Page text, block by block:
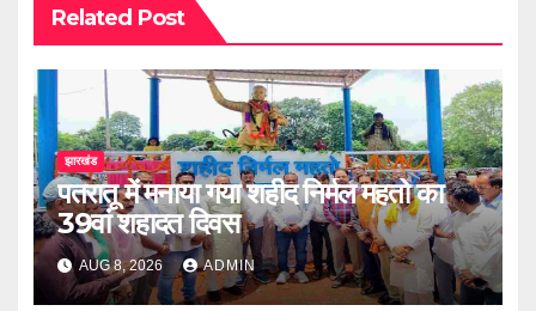
Related Post
झारखंड
पतरातू में मनाया गया शहीद निर्मल महतो का
39वां शहादत दिवस
AUG 8, 2026 ADMIN